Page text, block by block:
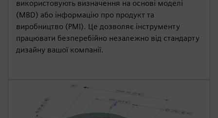
використовують визначення на основі моделі
(MBD) або інформацію про продукт та
виробництво (PMI). Це дозволяє інструменту
працювати безперебійно незалежно від стандарту
дизайну вашої компанії.